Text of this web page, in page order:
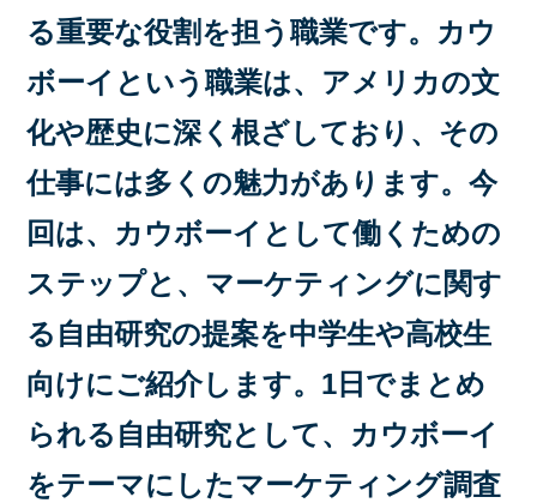
る重要な役割を担う職業です。カウ
ボーイという職業は、アメリカの文
化や歴史に深く根ざしており、その
仕事には多くの魅力があります。今
回は、カウボーイとして働くための
ステップと、マーケティングに関す
る自由研究の提案を中学生や高校生
向けにご紹介します。1日でまとめ
られる自由研究として、カウボーイ
をテーマにしたマーケティング調査